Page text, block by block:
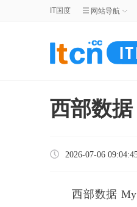
IT国度 网站导航
西部数
2026-07-06
西部数据